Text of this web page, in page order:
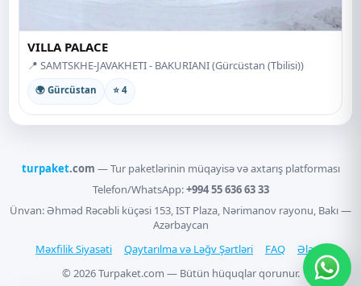
VILLA PALACE
📍 SAMTSKHE-JAVAKHETI - BAKURIANI (Gürcüstan (Tbilisi))
🌍 Gürcüstan ⭐ 4
turpaket.com — Tur paketlərinin müqayisə və axtarış platforması
Telefon/WhatsApp:+994 55 636 63 33
Ünvan: Əhməd Rəcəbli küçəsi 153, IST Plaza, Nərimanov rayonu, Bakı —
Azərbaycan
Məxfilik Siyasəti
Qaytarılma və Ləğv Şərtləri FAQ
Əlaqə
© 2026 Turpaket.com — Bütün hüquqlar qorunur.